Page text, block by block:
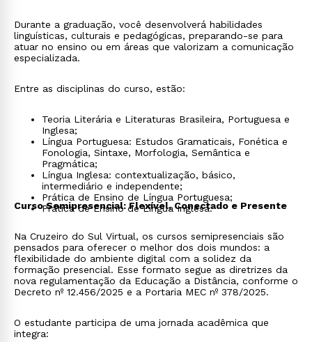
Durante a graduação, você desenvolverá habilidades
linguísticas, culturais e pedagógicas, preparando-se para
atuar no ensino ou em áreas que valorizam a comunicação
especializada.
Entre as disciplinas do curso, estão:
Teoria Literária e Literaturas Brasileira, Portuguesa e
Inglesa;
Língua Portuguesa: Estudos Gramaticais, Fonética e
Fonologia, Sintaxe, Morfologia, Semântica e
Pragmática;
Língua Inglesa: contextualização, básico,
intermediário e independente;
Prática de Ensino de Língua Portuguesa;
Prática de Ensino de Língua Inglesa.
Curso Semipresencial: Flexível, Conectado e Presente
Na Cruzeiro do Sul Virtual, os cursos semipresenciais são
pensados para oferecer o melhor dos dois mundos: a
flexibilidade do ambiente digital com a solidez da
formação presencial. Esse formato segue as diretrizes da
nova regulamentação da Educação a Distância, conforme o
Decreto nº 12.456/2025 e a Portaria MEC nº 378/2025.
O estudante participa de uma jornada acadêmica que
integra: